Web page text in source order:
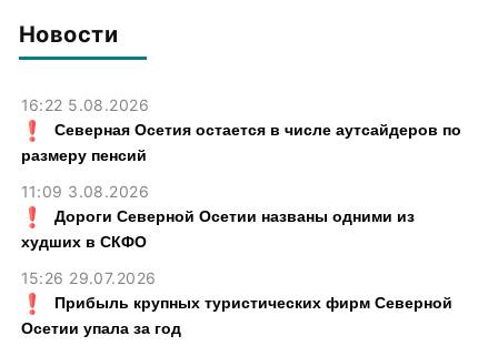
Новости
16:22 5.08.2026
Северная Осетия остается в числе аутсайдеров по
размеру пенсий
11:09 3.08.2026
Дороги Северной Осетии названы одними из
худших в СКФО
15:26 29.07.2026
Прибыль крупных туристических фирм Северной
Осетии упала за год